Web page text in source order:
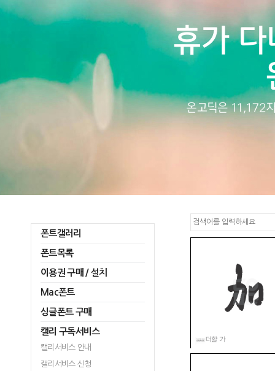
폰트갤러리
폰트목록
이용권 구매 / 설치
Mac폰트
싱글폰트 구매
캘리 구독서비스
캘리서비스 안내
캘리서비스 신청